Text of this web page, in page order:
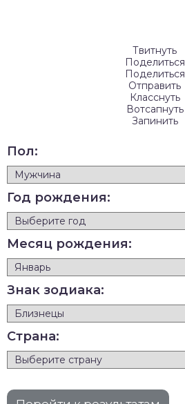
Твитнуть
Поделиться
Поделиться
Отправить
Класснуть
Вотсапнуть
Запинить
Пол:
Год рождения:
Месяц рождения:
Знак зодиака:
Страна: